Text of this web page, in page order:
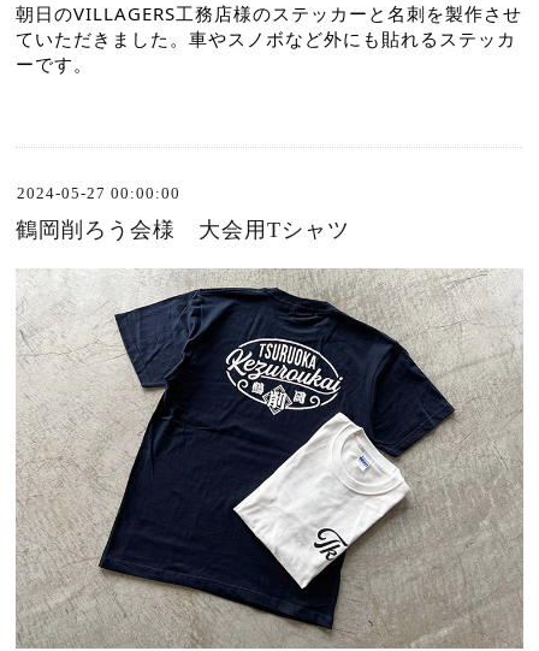
朝日のVILLAGERS工務店様のステッカーと名刺を製作させ
ていただきました。車やスノボなど外にも貼れるステッカ
ーです。
2024-05-27 00:00:00
鶴岡削ろう会様 大会用Tシャツ